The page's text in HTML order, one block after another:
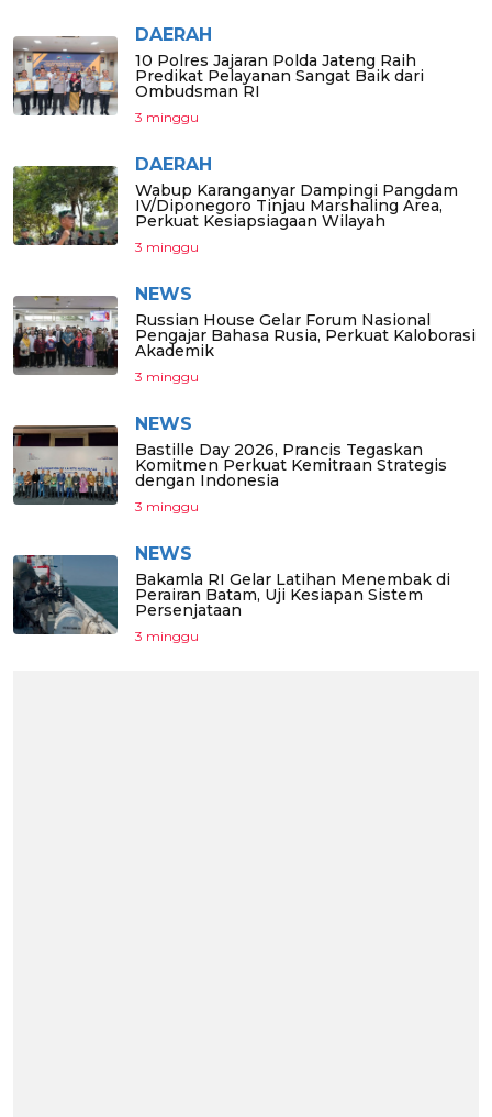
DAERAH
10 Polres Jajaran Polda Jateng Raih
Predikat Pelayanan Sangat Baik dari
Ombudsman RI
3 minggu
DAERAH
Wabup Karanganyar Dampingi Pangdam
IV/Diponegoro Tinjau Marshaling Area,
Perkuat Kesiapsiagaan Wilayah
3 minggu
NEWS
Russian House Gelar Forum Nasional
Pengajar Bahasa Rusia, Perkuat Kaloborasi
Akademik
3 minggu
NEWS
Bastille Day 2026, Prancis Tegaskan
Komitmen Perkuat Kemitraan Strategis
dengan Indonesia
3 minggu
NEWS
Bakamla RI Gelar Latihan Menembak di
Perairan Batam, Uji Kesiapan Sistem
Persenjataan
3 minggu